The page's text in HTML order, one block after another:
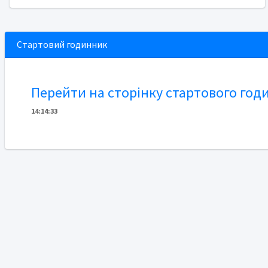
Стартовий годинник
Перейти на сторінку стартового
14:14:33